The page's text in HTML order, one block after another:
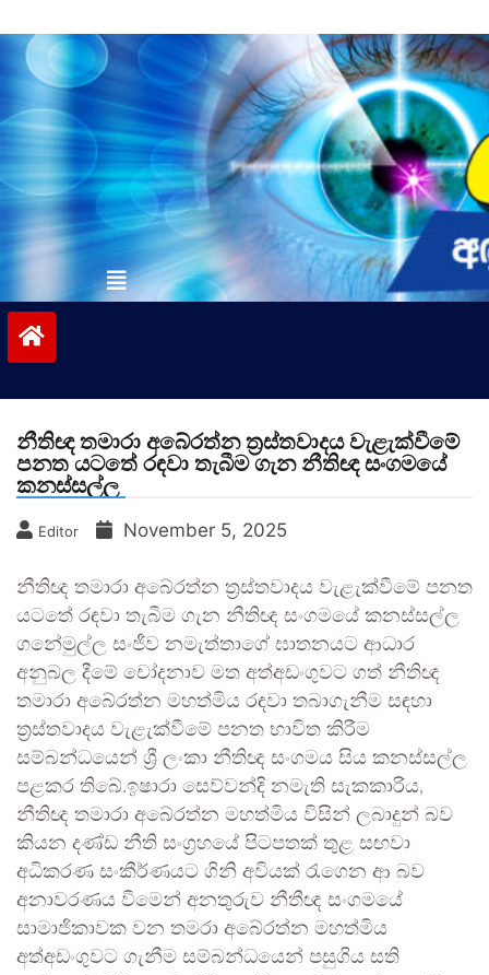
to
contentvinivida.lk
නීතිඥ තමාරා අබේරත්න ත්‍රස්තවාදය වැළැක්වීමේ
පනත යටතේ රඳවා තැබීම ගැන නීතිඥ සංගමයේ
කනස්සල්ල
Editor November 5, 2025
නීතිඥ තමාරා අබේරත්න ත්‍රස්තවාදය වැළැක්වීමේ පනත
යටතේ රඳවා තැබීම ගැන නීතිඥ සංගමයේ කනස්සල්ල
ගනේමුල්ල සංජීව නමැත්තාගේ ඝාතනයට ආධාර
අනුබල දීමේ චෝදනාව මත අත්අඩංගුවට ගත් නීතිඥ
තමාරා අබේරත්න මහත්මිය රඳවා තබාගැනීම සඳහා
ත්‍රස්තවාදය වැළැක්වීමේ පනත භාවිත කිරීම
සම්බන්ධයෙන් ශ්‍රී ලංකා නීතිඥ සංගමය සිය කනස්සල්ල
පළකර තිබේ.ඉෂාරා සෙව්වන්දි නමැති සැකකාරිය,
නීතිඥ තමාරා අබේරත්න මහත්මිය විසින් ලබාදුන් බව
කියන දණ්ඩ නීති සංග්‍රහයේ පිටපතක් තුළ සඟවා
අධිකරණ සංකීර්ණයට ගිනි අවියක් රැගෙන ආ බව
අනාවරණය වීමෙන් අනතුරුව නීතීඥ සංගමයේ
සාමාජිකාවක වන තමරා අබේරත්න මහත්මිය
අත්අඩංගුවට ගැනීම සම්බන්ධයෙන් පසුගිය සති